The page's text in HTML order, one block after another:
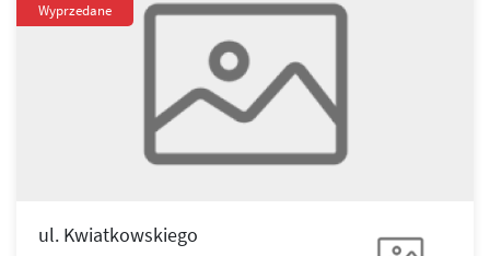
ul. Kwiatkowskiego
Wyprzedane